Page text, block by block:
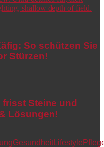
So schützen Sie
Stürzen!
Steine und
Lösungen!
GesundheitLifestyle